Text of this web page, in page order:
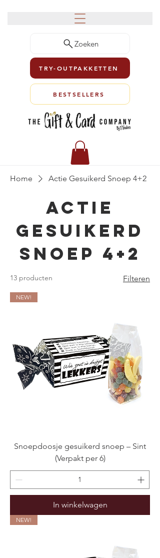
Zoeken
TRY-OUTPAKKETTEN
BESTSELLERS
Home Actie Gesuikerd Snoep 4+2
Actie
Gesuikerd
Snoep 4+2
13 producten Filteren
NEW!
Snoepdoosje gesuikerd snoep – Sint
(Verpakt per 6)
In winkelwagen
NEW!